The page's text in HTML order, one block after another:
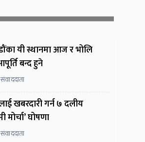
यी स्थानमा आज र भोलि
बन्द हुने
गर्न ७ दलीय
मोर्चा’ घोषणा